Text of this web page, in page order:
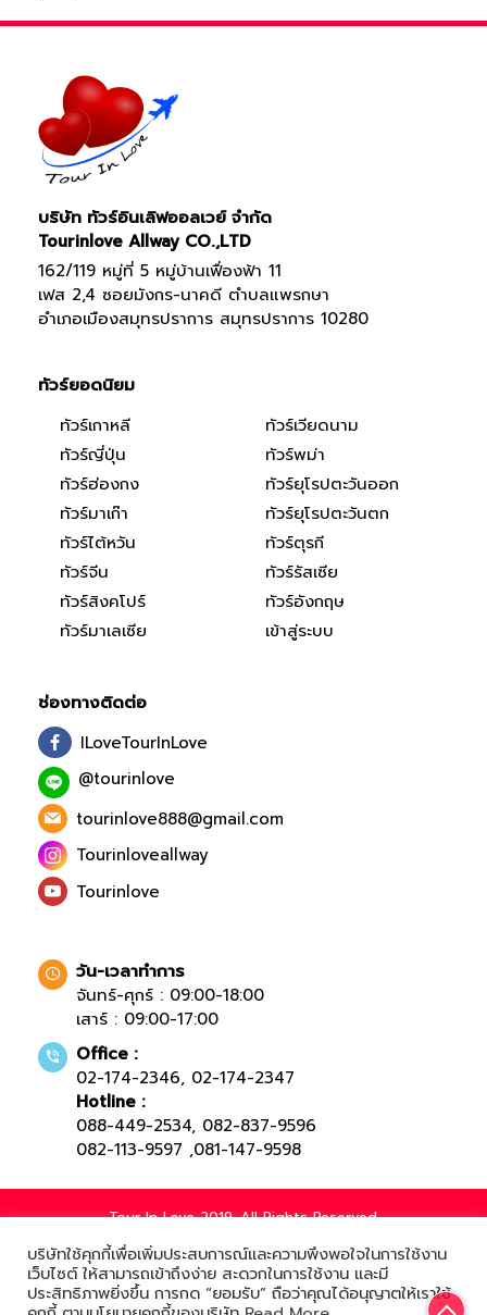
บริษัทใช้คุกกี้เพื่อเพิ่มประสบการณ์และความพึงพอใจในการใช้งาน
เว็บไซต์ ให้สามารถเข้าถึงง่าย สะดวกในการใช้งาน และมี
ประสิทธิภาพยิ่งขึ้น การกด “ยอมรับ” ถือว่าคุณได้อนุญาตให้เราใช้
บริษัท ทัวร์อินเลิฟออลเวย์ จำกัด
Tourinlove Allway CO.,LTD
162/119 หมู่ที่ 5 หมู่บ้านเฟื่องฟ้า 11
เฟส 2,4 ซอยมังกร-นาคดี ตำบลแพรกษา
อำเภอเมืองสมุทรปราการ สมุทรปราการ 10280
ทัวร์ยอดนิยม
ทัวร์เกาหลี
ทัวร์ญี่ปุ่น
ทัวร์ฮ่องกง
ทัวร์มาเก๊า
ทัวร์ไต้หวัน
ทัวร์จีน
ทัวร์สิงคโปร์
ทัวร์มาเลเซีย
ทัวร์เวียดนาม
ทัวร์พม่า
ทัวร์ยุโรปตะวันออก
ทัวร์ยุโรปตะวันตก
ทัวร์ตุรกี
ทัวร์รัสเซีย
ทัวร์อังกฤษ
เข้าสู่ระบบ
ช่องทางติดต่อ
ILoveTourInLove
@tourinlove
tourinlove888@gmail.com
Tourinloveallway
Tourinlove
วัน-เวลาทำการ
จันทร์-ศุกร์ : 09:00-18:00
เสาร์ : 09:00-17:00
Office :
02-174-2346, 02-174-2347
Hotline :
088-449-2534, 082-837-9596
082-113-9597 ,081-147-9598
Tour In Love 2019. All Rights Reserved.
Powered by